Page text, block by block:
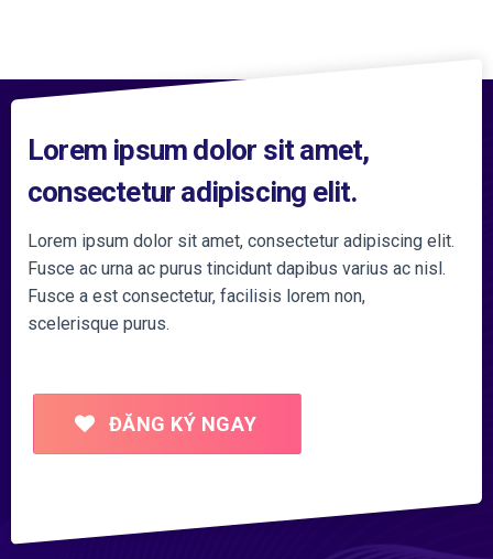
Lorem ipsum dolor sit amet,
consectetur adipiscing elit.
Lorem ipsum dolor sit amet, consectetur adipiscing elit.
Fusce ac urna ac purus tincidunt dapibus varius ac nisl.
Fusce a est consectetur, facilisis lorem non,
scelerisque purus.
ĐĂNG KÝ NGAY